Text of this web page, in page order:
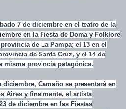
7 de diciembre en el teatro de la
en la Fiesta de Doma y Folklore
de La Pampa; el 13 en el
de Santa Cruz, y el 14 de
misma provincia patagónica.
Camaño se presentará en
Aires y finalmente, el artista
de diciembre en las Fiestas